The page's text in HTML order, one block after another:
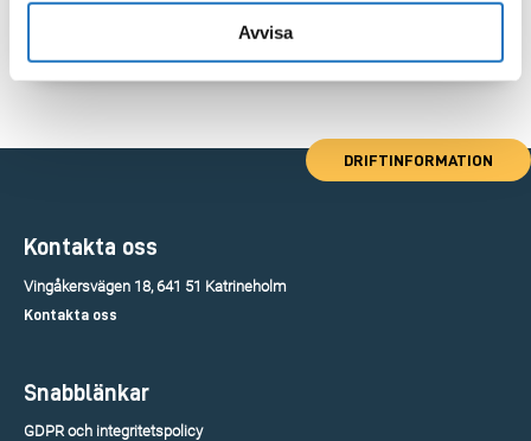
Avvisa
DRIFTINFORMATION
Kontakta oss
Vingåkersvägen 18, 641 51 Katrineholm
Kontakta oss
Snabblänkar
GDPR och integritetspolicy